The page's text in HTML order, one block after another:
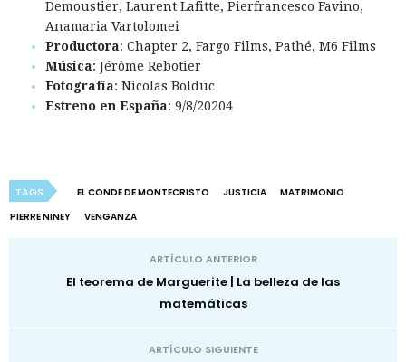
Demoustier, Laurent Lafitte, Pierfrancesco Favino,
Anamaria Vartolomei
Productora: Chapter 2, Fargo Films, Pathé, M6 Films
Música: Jérôme Rebotier
Fotografía: Nicolas Bolduc
Estreno en España: 9/8/20204
TAGS EL CONDE DE MONTECRISTO JUSTICIA
MATRIMONIO
PIERRE NINEY
VENGANZA
ARTÍCULO ANTERIOR
El teorema de Marguerite | La belleza de las
matemáticas
ARTÍCULO SIGUIENTE